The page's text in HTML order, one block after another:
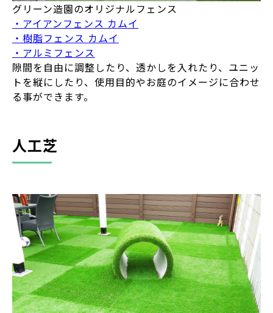
グリーン造園のオリジナルフェンス
・アイアンフェンス カムイ
・樹脂フェンス カムイ
・アルミフェンス
隙間を自由に調整したり、透かしを入れたり、ユニッ
トを縦にしたり、使用目的やお庭のイメージに合わせ
る事ができます。
人工芝